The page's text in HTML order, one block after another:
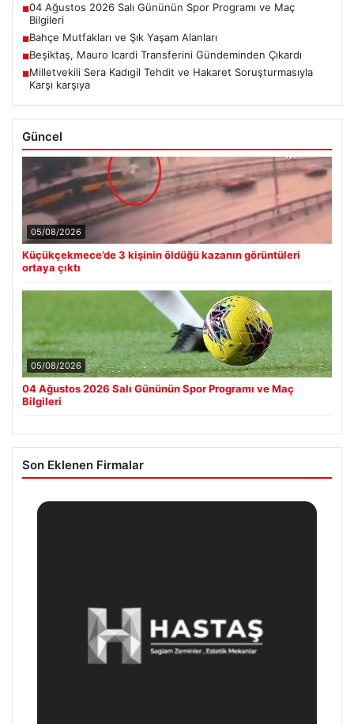
■04 Ağustos 2026 Salı Gününün Spor Programı ve Maç
Bilgileri
■Bahçe Mutfakları ve Şık Yaşam Alanları
■Beşiktaş, Mauro Icardi Transferini Gündeminden Çıkardı
■Milletvekili Sera Kadıgil Tehdit ve Hakaret Soruşturmasıyla
Karşı karşıya
Güncel
05/08/2026
Küçükçekmece’de 3 kişinin öldüğü kazanın görüntüleri
ortaya çıktı
05/08/2026
04 Ağustos 2026 Salı Gününün Spor Programı ve Maç
Bilgileri
Son Eklenen Firmalar